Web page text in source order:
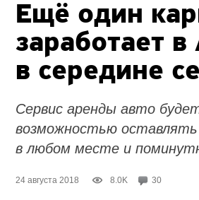
Ещё один
заработает
в середине
Сервис аренды авто
возможностью
в любом месте и
24 августа 2018 8.0K 30